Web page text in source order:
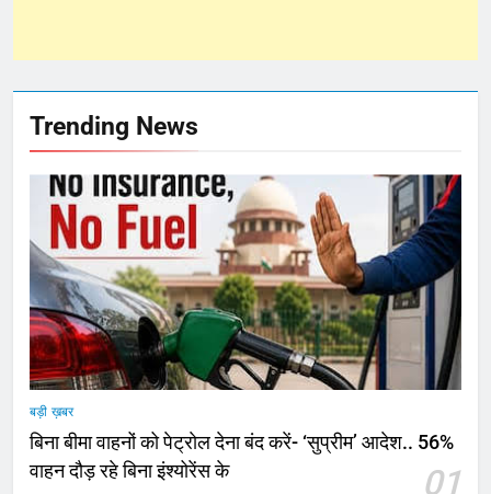
Trending News
बड़ी ख़बर
बिना बीमा वाहनों को पेट्राेल देना बंद करें- ‘सुप्रीम’ आदेश.. 56%
वाहन दौड़ रहे बिना इंश्योरेंस के
01